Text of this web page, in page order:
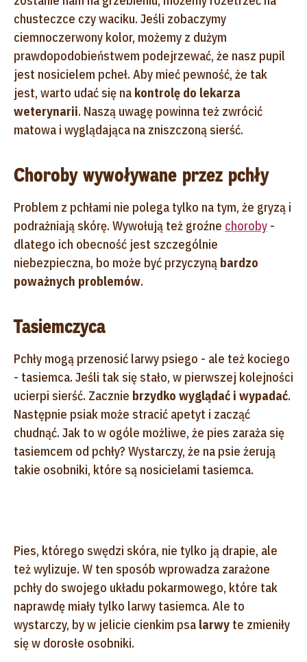
chusteczce czy waciku. Jeśli zobaczymy
ciemnoczerwony kolor, możemy z dużym
prawdopodobieństwem podejrzewać, że nasz pupil
jest nosicielem pcheł. Aby mieć pewność, że tak
jest, warto udać się na kontrolę do lekarza
weterynarii. Naszą uwagę powinna też zwrócić
matowa i wyglądająca na zniszczoną sierść.
Choroby wywoływane przez pchły
Problem z pchłami nie polega tylko na tym, że gryzą i
podrażniają skórę. Wywołują też groźne choroby -
dlatego ich obecność jest szczególnie
niebezpieczna, bo może być przyczyną bardzo
poważnych problemów.
Tasiemczyca
Pchły mogą przenosić larwy psiego - ale też kociego
- tasiemca. Jeśli tak się stało, w pierwszej kolejności
ucierpi sierść. Zacznie brzydko wyglądać i wypadać.
Następnie psiak może stracić apetyt i zacząć
chudnąć. Jak to w ogóle możliwe, że pies zaraża się
tasiemcem od pchły? Wystarczy, że na psie żerują
takie osobniki, które są nosicielami tasiemca.
Pies, którego swędzi skóra, nie tylko ją drapie, ale
też wylizuje. W ten sposób wprowadza zarażone
pchły do swojego układu pokarmowego, które tak
naprawdę miały tylko larwy tasiemca. Ale to
wystarczy, by w jelicie cienkim psa larwy te zmieniły
się w dorosłe osobniki.